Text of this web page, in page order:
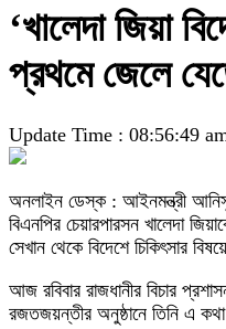
‘খালেদা জিয়া
প্রথমে জেলে
Update Time : 08:56:49
অনলাইন ডেস্ক : আইনমন্ত্রী
বিএনপির চেয়ারপারসন খালেদা
সেখান থেকে বিদেশে চিকিৎসার
আজ রবিবার রাজধানীর বিচার
রজতজয়ন্তীর অনুষ্ঠানে তিনি এ